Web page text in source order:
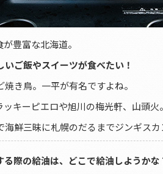
豊富な北海道。
ご飯やスイーツが食べたい！
き鳥。一平が有名ですよね。
キーピエロや旭川の梅光軒、山頭火
鮮三昧に札幌のだるまでジンギスカ
際の給油は、どこで給油しようかな